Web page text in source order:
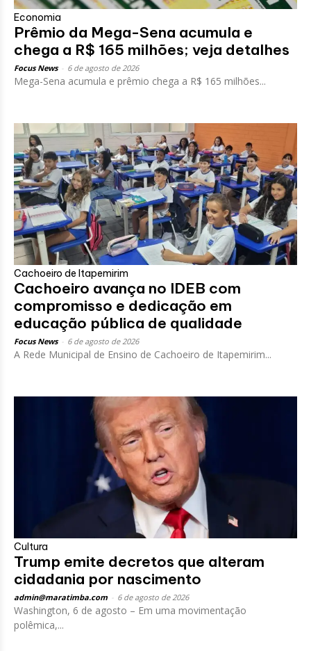
Economia
Prêmio da Mega-Sena acumula e
chega a R$ 165 milhões; veja detalhes
Focus News 6 de agosto de 2026
Mega-Sena acumula e prêmio chega a R$ 165 milhões...
Cachoeiro de Itapemirim
Cachoeiro avança no IDEB com
compromisso e dedicação em
educação pública de qualidade
Focus News 6 de agosto de 2026
A Rede Municipal de Ensino de Cachoeiro de Itapemirim...
Cultura
Trump emite decretos que alteram
cidadania por nascimento
admin@maratimba.com 6 de agosto de 2026
Washington, 6 de agosto – Em uma movimentação
polêmica,...